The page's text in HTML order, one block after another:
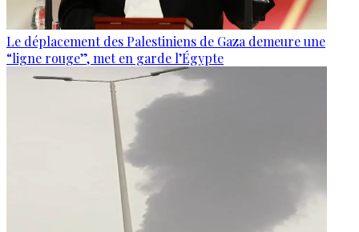
Le déplacement des Palestiniens de Gaza demeure une
“ligne rouge”, met en garde l’Égypte